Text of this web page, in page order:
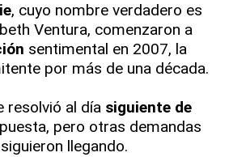
, cuyo nombre verdadero es
Ventura, comenzaron a
sentimental en 2007, la
por más de una década.
resolvió al día siguiente de
pero otras demandas
llegando.